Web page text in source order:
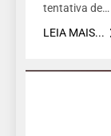
tentativa de…
LEIA MAIS...